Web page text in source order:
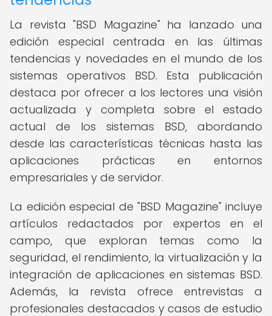
La revista "BSD Magazine" ha lanzado una
edición especial centrada en las últimas
tendencias y novedades en el mundo de los
sistemas operativos BSD. Esta publicación
destaca por ofrecer a los lectores una visión
actualizada y completa sobre el estado
actual de los sistemas BSD, abordando
desde las características técnicas hasta las
aplicaciones prácticas en entornos
empresariales y de servidor.
La edición especial de "BSD Magazine" incluye
artículos redactados por expertos en el
campo, que exploran temas como la
seguridad, el rendimiento, la virtualización y la
integración de aplicaciones en sistemas BSD.
Además, la revista ofrece entrevistas a
profesionales destacados y casos de estudio